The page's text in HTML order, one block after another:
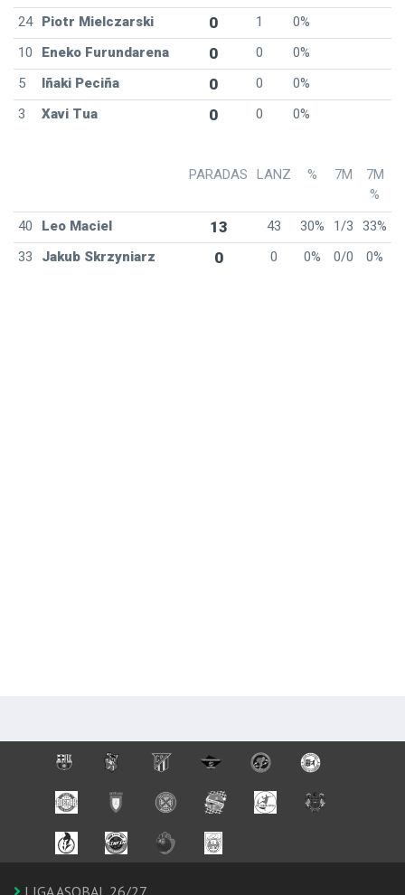
24 Piotr Mielczarski 0 1
0%
10
Eneko Furundarena 0 0
0%
5
Iñaki Peciña 0 0
0%
3
Xavi Tua 0 0 0%
PARADAS LANZ % 7M
7M
%
40
Leo Maciel 13 43 30% 1/3
33%
33
Jakub Skrzyniarz 0 0 0% 0/0 0%
LIGA ASOBAL 26/27